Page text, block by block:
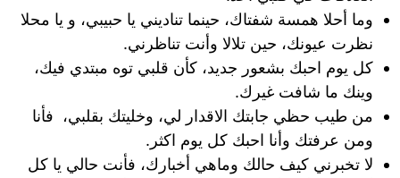
وما أحلا همسة شفتاك، حينما تناديني يا حبيبي، و يا محلا
نظرت عيونك، حين تلالا وأنت تناظرني.
كل يوم احبك بشعور جديد، كأن قلبي توه مبتدي فيك،
وينك ما شافت غيرك.
من طيب حظي جابتك الاقدار لي، وخليتك بقلبي، فأنا
ومن عرفتك وأنا احبك كل يوم اكثر.
لا تخبرني كيف حالك وماهي أخبارك، فأنت حالي يا كل